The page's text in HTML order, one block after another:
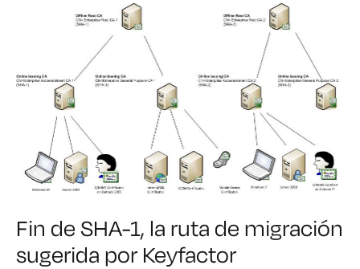
Fin de SHA-1, la ruta de migración
sugerida por Keyfactor